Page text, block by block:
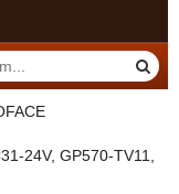
24V, GP570-TV11,